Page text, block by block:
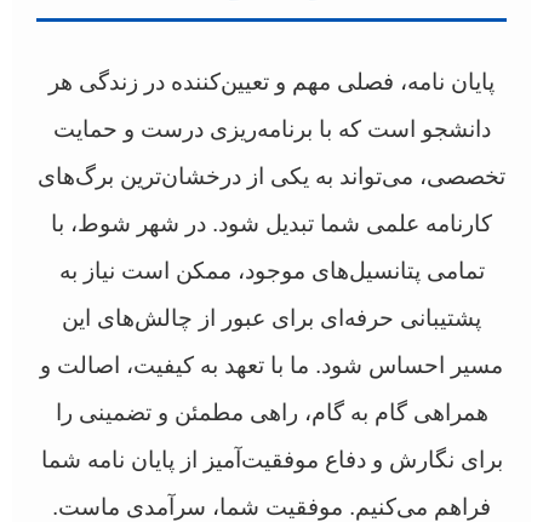
پایان نامه، فصلی مهم و تعیین‌کننده در زندگی هر
دانشجو است که با برنامه‌ریزی درست و حمایت
تخصصی، می‌تواند به یکی از درخشان‌ترین برگ‌های
کارنامه علمی شما تبدیل شود. در شهر شوط، با
تمامی پتانسیل‌های موجود، ممکن است نیاز به
پشتیبانی حرفه‌ای برای عبور از چالش‌های این
مسیر احساس شود. ما با تعهد به کیفیت، اصالت و
همراهی گام به گام، راهی مطمئن و تضمینی را
برای نگارش و دفاع موفقیت‌آمیز از پایان نامه شما
فراهم می‌کنیم. موفقیت شما، سرآمدی ماست.